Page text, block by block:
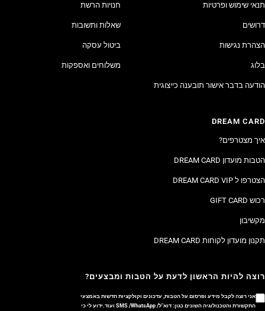
תנאי שימוש ופרטיות
דרושים
הצהרת נגישות
בלוג
הודעה בדבר אישור תובענה כייצוגית
חנויות הרשת
שאלות ותשובות
ביטול עסקה
משלוחים ואספקות
DREAM CARD
איך מצטרפים?
הטבות מועדון DREAM CARD
הצטרפו ל DREAM CARD VIP
רכוש GIFT CARD
מקשיבון
תקנון מועדון לקוחות DREAM CARD
רוצה להיות הראשון לדעת על הטבות ומבצעים?
אני רוצה לקבל מידע ופרסום על הטבות, עדכונים וקולקציות חדשות באמצעי
התקשורת והטכנולוגיה השונים כגון: דוא"ל/ SMS /WhatsApp ועוד.ידוע לי כי